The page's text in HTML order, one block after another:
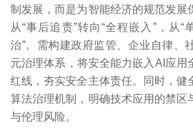
制发展，而是为智能经济的规范发展
从“事后追责”转向“全程嵌入”，从“
治”。需构建政府监管、企业自律、
元治理体系，将安全能力嵌入AI应用
红线，夯实安全主体责任。同时，健
算法治理机制，明确技术应用的禁区
与伦理风险。